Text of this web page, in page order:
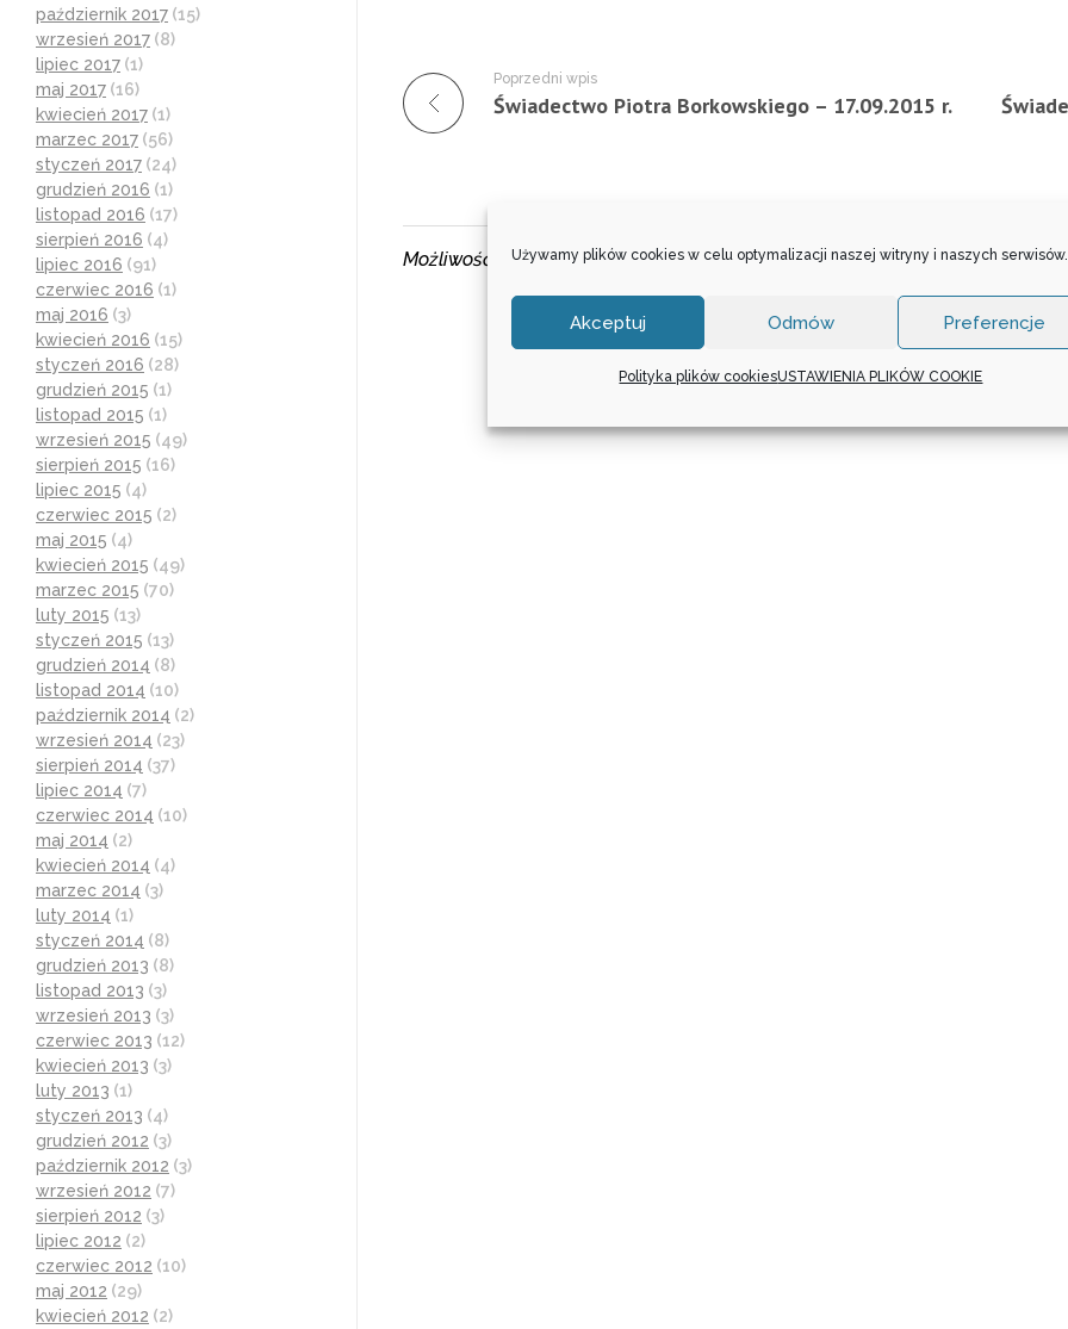
Używamy plików cookies w celu optymalizacji naszej witryny i naszych serwisów.
Akceptuj Odmów Preferencje
Polityka plików cookiesUSTAWIENIA PLIKÓW COOKIE
Poprzedni wpis
Świadectwo Piotra Borkowskiego – 17.09.2015 r.
Możliwość komentowania została wyłączona.
październik 2017 (15)
wrzesień 2017 (8)
lipiec 2017 (1)
maj 2017 (16)
kwiecień 2017 (1)
marzec 2017 (56)
styczeń 2017 (24)
grudzień 2016 (1)
listopad 2016 (17)
sierpień 2016 (4)
lipiec 2016 (91)
czerwiec 2016 (1)
maj 2016 (3)
kwiecień 2016 (15)
styczeń 2016 (28)
grudzień 2015 (1)
listopad 2015 (1)
wrzesień 2015 (49)
sierpień 2015 (16)
lipiec 2015 (4)
czerwiec 2015 (2)
maj 2015 (4)
kwiecień 2015 (49)
marzec 2015 (70)
luty 2015 (13)
styczeń 2015 (13)
grudzień 2014 (8)
listopad 2014 (10)
październik 2014 (2)
wrzesień 2014 (23)
sierpień 2014 (37)
lipiec 2014 (7)
czerwiec 2014 (10)
maj 2014 (2)
kwiecień 2014 (4)
marzec 2014 (3)
luty 2014 (1)
styczeń 2014 (8)
grudzień 2013 (8)
listopad 2013 (3)
wrzesień 2013 (3)
czerwiec 2013 (12)
kwiecień 2013 (3)
luty 2013 (1)
styczeń 2013 (4)
grudzień 2012 (3)
październik 2012 (3)
wrzesień 2012 (7)
sierpień 2012 (3)
lipiec 2012 (2)
czerwiec 2012 (10)
maj 2012 (29)
kwiecień 2012 (2)